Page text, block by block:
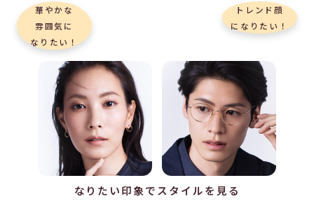
華やかな
雰囲気に
なりたい！
トレンド顔
になりたい！
なりたい印象でスタイルを⾒る